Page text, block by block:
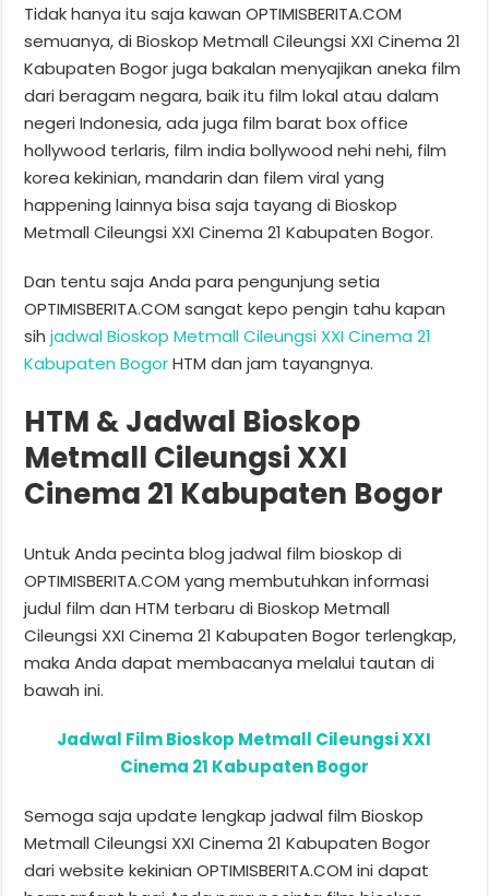
Tidak hanya itu saja kawan OPTIMISBERITA.COM
semuanya, di Bioskop Metmall Cileungsi XXI Cinema 21
Kabupaten Bogor juga bakalan menyajikan aneka film
dari beragam negara, baik itu film lokal atau dalam
negeri Indonesia, ada juga film barat box office
hollywood terlaris, film india bollywood nehi nehi, film
korea kekinian, mandarin dan filem viral yang
happening lainnya bisa saja tayang di Bioskop
Metmall Cileungsi XXI Cinema 21 Kabupaten Bogor.
Dan tentu saja Anda para pengunjung setia
OPTIMISBERITA.COM sangat kepo pengin tahu kapan
sihjadwal Bioskop Metmall Cileungsi XXI Cinema 21
Kabupaten BogorHTM dan jam tayangnya.
HTM & Jadwal Bioskop
Metmall Cileungsi XXI
Cinema 21 Kabupaten Bogor
Untuk Anda pecinta blog jadwal film bioskop di
OPTIMISBERITA.COM yang membutuhkan informasi
judul film dan HTM terbaru di Bioskop Metmall
Cileungsi XXI Cinema 21 Kabupaten Bogor terlengkap,
maka Anda dapat membacanya melalui tautan di
bawah ini.
Jadwal Film Bioskop Metmall Cileungsi XXI
Cinema 21 Kabupaten Bogor
Semoga saja update lengkap jadwal film Bioskop
Metmall Cileungsi XXI Cinema 21 Kabupaten Bogor
dari website kekinian OPTIMISBERITA.COM ini dapat